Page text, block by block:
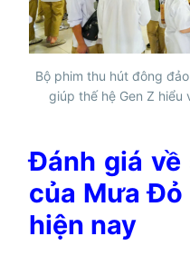
Bộ phim thu hút đông
giúp thế hệ Gen Z hiểu
Đánh giá
của Mưa
hiện nay